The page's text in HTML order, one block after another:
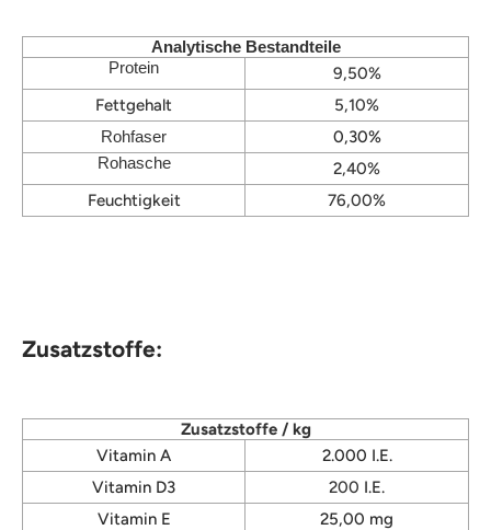
Analytische Bestandteile
Protein
9,50%
Fettgehalt
5,10%
Rohfaser 0,30%
Rohasche
2,40%
Feuchtigkeit
76,00%
Zusatzstoffe:
Zusatzstoffe / kg
Vitamin A
2.000 I.E.
Vitamin D3
200 I.E.
Vitamin E
25,00 mg